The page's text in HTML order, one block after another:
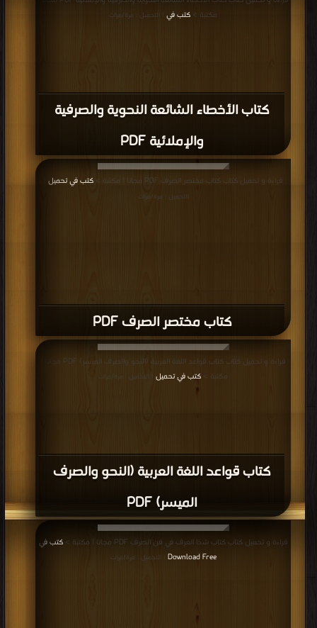
كتاب الأخطاء الشائعة النحوية والصرفية
والإملائية PDF
مكتبة > كتب في | التحميل : مرة/مرات
كتاب مختصر الصرف PDF
قراءة و تحميل كتاب كتاب مختصر الصرف PDF مجانا | مكتبة > كتب في تحميل
التحميل : مرة/مرات
كتاب قواعد اللغة العربية (النحو والصرف
الميسر) PDF
قراءة و تحميل كتاب كتاب قواعد اللغة العربية (النحو والصرف الميسر) PDF مجانا |
مكتبة > كتب في تحميل | التحميل : مرة/مرات
قراءة و تحميل كتاب كتاب شذا العرف في فن الصرف PDF مجانا | مكتبة >
كتب في
Download Free
| التحميل : مرة/مرات